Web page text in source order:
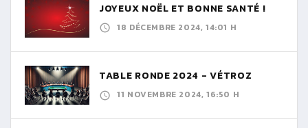
JOYEUX NOËL ET BONNE SANTÉ !
18 DÉCEMBRE 2024, 14:01 H
TABLE RONDE 2024 - VÉTROZ
11 NOVEMBRE 2024, 16:50 H